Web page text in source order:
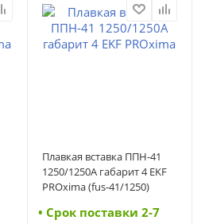
Плавкая вставка ППН-41
1250/1250А габарит 4 EKF
PROxima (fus-41/1250)
• Cрок поставки 2-7